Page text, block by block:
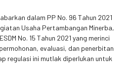
dalam PP No. 96 Tahun 2021
Usaha Pertambangan Minerba,
No. 15 Tahun 2021 yang merinci
evaluasi, dan penerbitan
regulasi ini mutlak diperlukan untuk